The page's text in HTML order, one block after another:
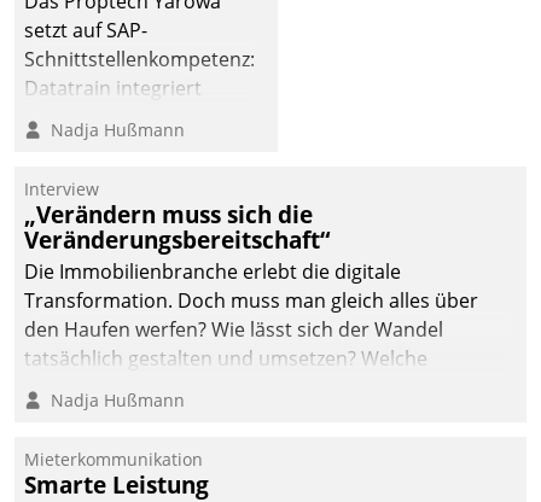
dafür ein Team
bestehend aus
Wohnungsunternehmen
und PropTech.
setzt auf SAP-
Schnittstellenkompetenz:
Datatrain integriert
Yarowas Portal zur
Vergabe und Verwaltung
operativen
Instandhaltung in die
SAP-Systemlandschaft
deutscher
Wohnungsunternehmen
– und beschleunigt damit
Mieteranliegen zum
Nadja Hußmann
Interview
„Verändern muss sich die
Veränderungsbereitschaft“
Die Immobilienbranche erlebt die digitale
Transformation. Doch muss man gleich alles über
den Haufen werfen? Wie lässt sich der Wandel
tatsächlich gestalten und umsetzen? Welche
Argumente zählen wirklich?
Nadja Hußmann
Mieterkommunikation
Smarte Leistung